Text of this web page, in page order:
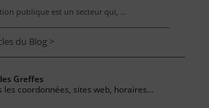
publique est un secteur qui, …
du Blog >
Greffes
les coordonnées, sites web, horaires...